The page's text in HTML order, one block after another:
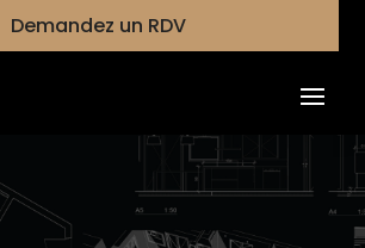
Demandez un RDV